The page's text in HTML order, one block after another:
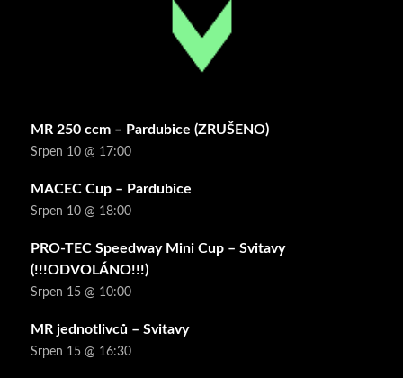
MR 250 ccm – Pardubice (ZRUŠENO)
Srpen 10 @ 17:00
MACEC Cup – Pardubice
Srpen 10 @ 18:00
PRO-TEC Speedway Mini Cup – Svitavy
(!!!ODVOLÁNO!!!)
Srpen 15 @ 10:00
MR jednotlivců – Svitavy
Srpen 15 @ 16:30